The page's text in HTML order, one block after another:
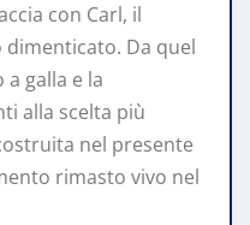
con Carl, il
Da quel
galla e la
alla scelta più
nel presente
rimasto vivo nel